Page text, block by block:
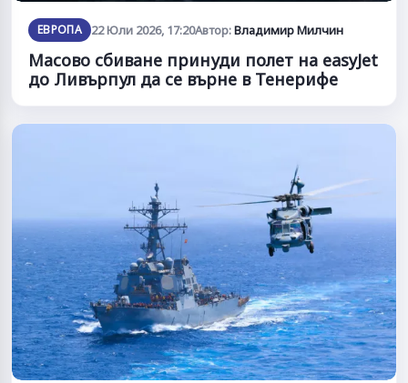
ЕВРОПА 22 Юли 2026, 17:20Автор:Владимир Милчин
Масовo сбиване принуди полет на easyJet
до Ливърпул да се върне в Тенерифе